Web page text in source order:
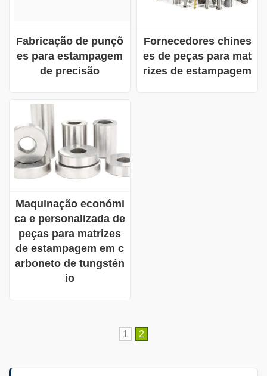
Fabricação de punçõ
es para estampagem
de precisão
Fornecedores chines
es de peças para mat
rizes de estampagem
Maquinação económi
ca e personalizada de
peças para matrizes
de estampagem em c
arboneto de tungstén
io
1 2